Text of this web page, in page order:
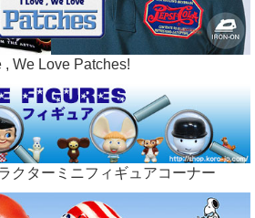
We Love Patches!
クターミニフィギュアコーナー